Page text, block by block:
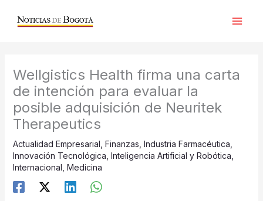
Wellgistics Health firma una carta
de intención para evaluar la
posible adquisición de Neuritek
Therapeutics
Actualidad Empresarial Finanzas Industria Farmacéutica
Innovación Tecnológica Inteligencia Artificial y Robótica
Internacional Medicina